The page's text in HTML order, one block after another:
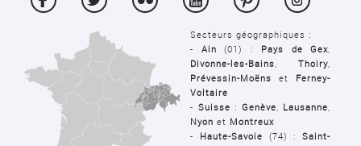
Secteurs géographiques :
- Ain (01) : Pays de Gex,
Divonne-les-Bains,Thoiry,
Prévessin-Moëns et Ferney-
Voltaire
- Suisse : Genève, Lausanne,
Nyon et Montreux
- Haute-Savoie (74) :Saint-